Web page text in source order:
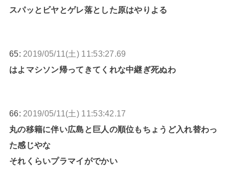
スパッとビヤとゲレ落とした原はやりよる
65: 2019/05/11(土) 11:53:27.69
はよマシソン帰ってきてくれな中継ぎ死ぬわ
66: 2019/05/11(土) 11:53:42.17
丸の移籍に伴い広島と巨人の順位もちょうど入れ替わっ
た感じやな
それくらいプラマイがでかい